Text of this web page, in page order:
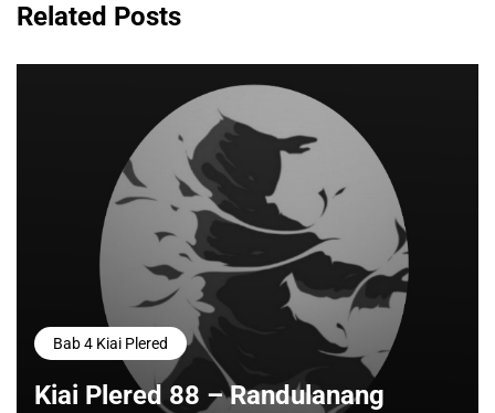
Related Posts
Bab 4 Kiai Plered
Kiai Plered 88 – Randulanang